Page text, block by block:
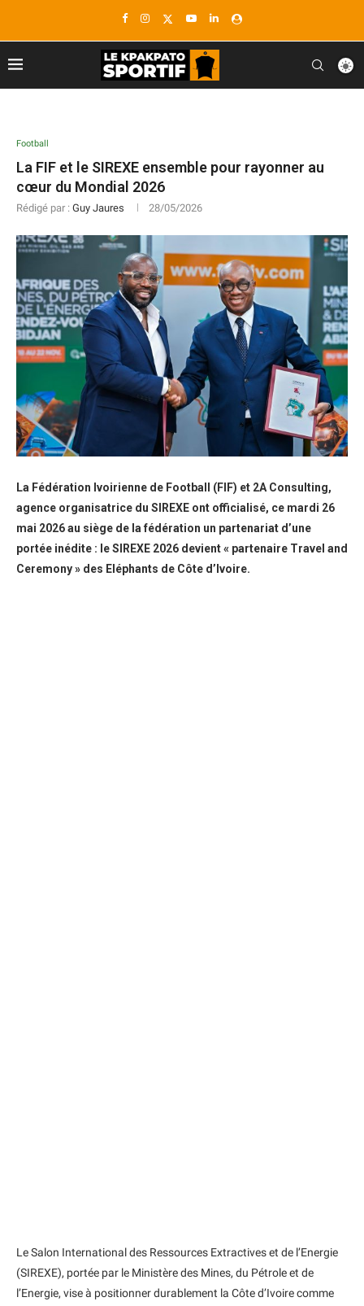
Football
La FIF et le SIREXE ensemble pour rayonner au
cœur du Mondial 2026
Rédigé par : Guy Jaures 28/05/2026
La Fédération Ivoirienne de Football (FIF) et 2A Consulting,
agence organisatrice du SIREXE ont officialisé, ce mardi 26
mai 2026 au siège de la fédération un partenariat d’une
portée inédite : le SIREXE 2026 devient « partenaire Travel and
Ceremony » des Eléphants de Côte d’Ivoire.
Le Salon International des Ressources Extractives et de l’Energie
(SIREXE), portée par le Ministère des Mines, du Pétrole et de
l’Energie, vise à positionner durablement la Côte d’Ivoire comme